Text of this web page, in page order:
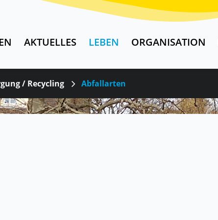
AKTUELLES LEBEN ORGANISATION
/ Recycling Abfallarten